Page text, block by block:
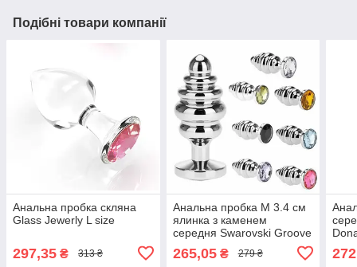
Подібні товари компанії
Анальна пробка скляна
Glass Jewerly L size
297,35 ₴ 313 ₴
Анальна пробка М 3.4 см
ялинка з каменем
середня Swarovski Groove
мішечок
265,05₴ 279 ₴